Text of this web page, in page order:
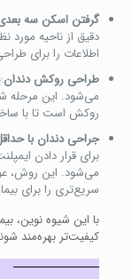
گرفتن اسکن سه
دقیق از ناحیه مورد
اطلاعات را برای
طراحی روکش دندان
می‌شود. این مرحله
روکش است تا با
جراحی دندان با
برای قرار دادن
می‌شود. این روش،
سریع‌تری را برای
با این شیوه نوین،
کیفیت‌تر بهره‌مند